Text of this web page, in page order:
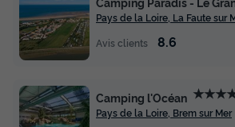
Pays de la Loire, La Faute sur
Avis clients
8.6
Camping l'Océan
Pays de la Loire, Brem sur Mer